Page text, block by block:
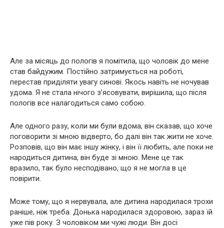
Але за місяць до пологів я помітила, що чоловік до мене
став байдужим. Постійно затримується на роботі,
перестав приділяти увагу синові. Якось навіть не ночував
удома. Я не стала нічого з’ясовувати, вирішила, що після
пологів все налагодиться само собою.
Але одного разу, коли ми були вдома, він сказав, що хоче
поговорити зі мною відверто, бо далі він так жити не хоче.
Розповів, що він має іншу жінку, і він її любить, але поки не
народиться дитина, він буде зі мною. Мене це так
вразило, так було несподівано, що я не могла в це
повірити.
Може тому, що я нервувала, але дитина народилася трохи
раніше, ніж треба. Донька народилася здоровою, зараз їй
уже пів року. З чоловіком ми чужі люди. Він досі